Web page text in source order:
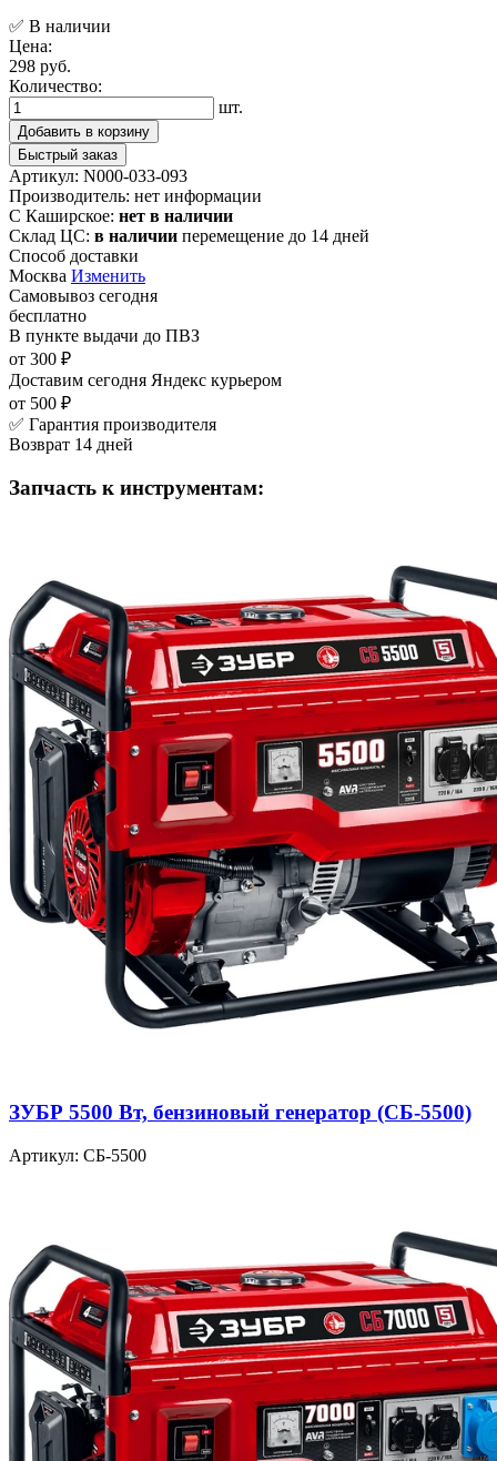
✅ В наличии
Цена:
298 руб.
Количество:
шт.
Добавить в корзину
Быстрый заказ
Артикул: N000-033-093
Производитель: нет информации
С Каширское: нет в наличии
Склад ЦС: в наличии перемещение до 14 дней
Способ доставки
Москва Изменить
Самовывоз сегодня
бесплатно
В пункте выдачи до ПВЗ
от 300 ₽
Доставим сегодня Яндекс курьером
от 500 ₽
✅ Гарантия производителя
Возврат 14 дней
Запчасть к инструментам:
ЗУБР 5500 Вт, бензиновый генератор (СБ-5500)
Артикул: СБ-5500